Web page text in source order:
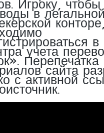
Игроку,
в легальной
конторе,
учета
Перепечатка
сайта
с активной